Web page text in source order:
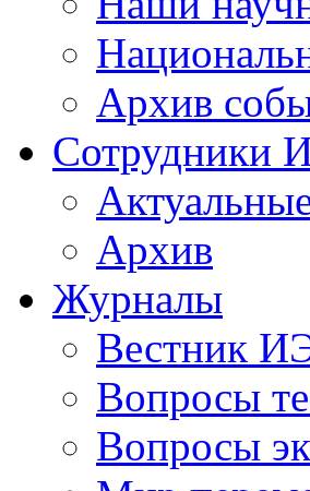
Архив
Архив
Журналы
Вестник
Вопросы
Вопросы